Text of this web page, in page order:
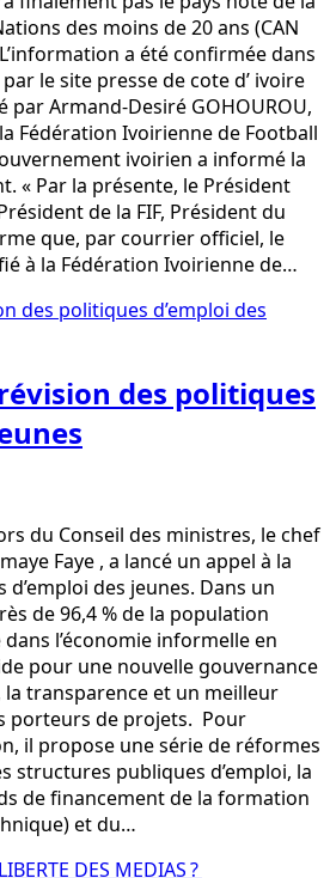
des moins de 20 ans (CAN
a été confirmée dans
le site presse de cote d’ ivoire
par Armand-Desiré GOHOUROU,
Fédération Ivoirienne de Football
ivoirien a informé la
« Par la présente, le Président
de la FIF, Président du
que, par courrier officiel, le
à la Fédération Ivoirienne de…
des politiques
du Conseil des ministres, le chef
Faye , a lancé un appel à la
des jeunes. Dans un
de 96,4 % de la population
l’économie informelle en
pour une nouvelle gouvernance
la transparence et un meilleur
porteurs de projets. Pour
il propose une série de réformes
structures publiques d’emploi, la
de financement de la formation
et du…